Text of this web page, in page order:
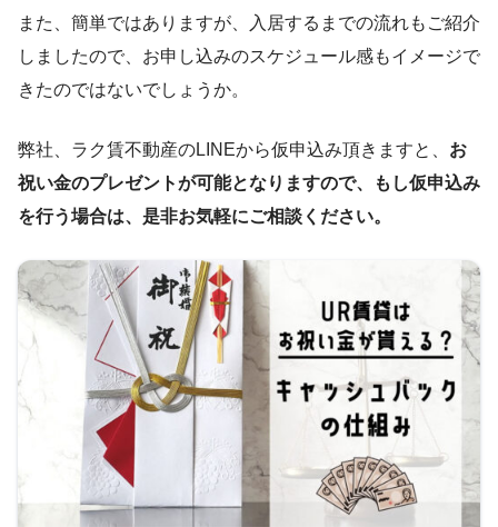
また、簡単ではありますが、入居するまでの流れもご紹介
しましたので、お申し込みのスケジュール感もイメージで
きたのではないでしょうか。
弊社、ラク賃不動産のLINEから仮申込み頂きますと、 お
祝い金のプレゼントが可能となりますので、もし仮申込み
を行う場合は、是非お気軽にご相談ください。